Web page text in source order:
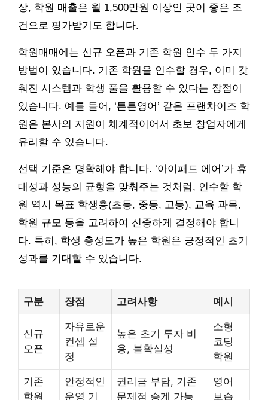
상, 학원 매출은 월 1,500만원 이상인 곳이 좋은 조
건으로 평가받기도 합니다.
학원매매에는 신규 오픈과 기존 학원 인수 두 가지
방법이 있습니다. 기존 학원을 인수할 경우, 이미 갖
춰진 시스템과 학생 풀을 활용할 수 있다는 장점이
있습니다. 예를 들어, ‘튼튼영어’ 같은 프랜차이즈 학
원은 본사의 지원이 체계적이어서 초보 창업자에게
유리할 수 있습니다.
선택 기준은 명확해야 합니다. ‘아이패드 에어’가 휴
대성과 성능의 균형을 맞춰주는 것처럼, 인수할 학
원 역시 목표 학생층(초등, 중등, 고등), 교육 과목,
학원 규모 등을 고려하여 신중하게 결정해야 합니
다. 특히, 학생 충성도가 높은 학원은 긍정적인 초기
성과를 기대할 수 있습니다.
구분 장점 고려사항 예시
신규
오픈
자유로운
컨셉 설
정
높은 초기 투자 비
용, 불확실성
소형
코딩
학원
기존
학원
안정적인
운영 기
권리금 부담, 기존
문제점 승계 가능
영어
보습